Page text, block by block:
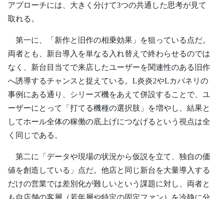
アプローチには、大きく分けて3つの共通した思考が見て
取れる。
第一に、「新作と旧作の相乗効果」を狙っている点だ。
両者とも、新台導入を単なる入れ替えで終わらせるのでは
なく、新台目当てで来店したユーザーを関連性のある旧作
へ誘導するチャンスと捉えている。L炎炎2やLカバネリの
事例にある通り、シリーズ機をあえて併設することで、ユ
ーザーにとって「打てる機種の選択肢」を増やし、結果と
してホール全体の稼働の底上げにつなげるという視点は全
く同じである。
第二に「データや現場の状況から仮説を立て、独自の価
値を創造している」点だ。他店と同じ新台を大量導入する
だけの営業では差別化が難しいという課題に対し、両者と
も自店舗の客層（若年層や特定の固定ファン）を冷静に分